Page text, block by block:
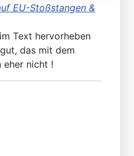
EU-Stoßstangen &
Text hervorheben
das mit dem
eher nicht !